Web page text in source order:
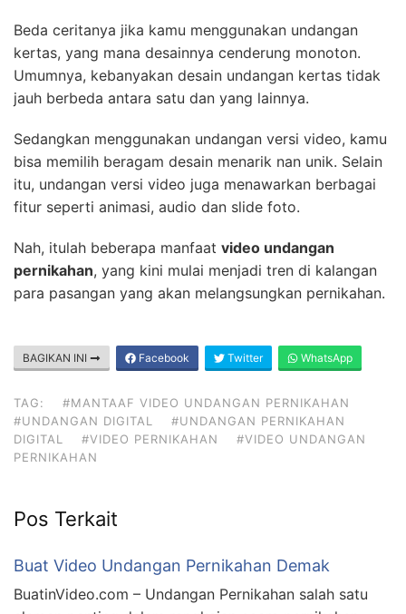
Beda ceritanya jika kamu menggunakan undangan
kertas, yang mana desainnya cenderung monoton.
Umumnya, kebanyakan desain undangan kertas tidak
jauh berbeda antara satu dan yang lainnya.
Sedangkan menggunakan undangan versi video, kamu
bisa memilih beragam desain menarik nan unik. Selain
itu, undangan versi video juga menawarkan berbagai
fitur seperti animasi, audio dan slide foto.
Nah, itulah beberapa manfaat video undangan
pernikahan, yang kini mulai menjadi tren di kalangan
para pasangan yang akan melangsungkan pernikahan.
BAGIKAN INI Facebook Twitter WhatsApp
TAG:
#MANTAAF VIDEO UNDANGAN PERNIKAHAN
#UNDANGAN DIGITAL
#UNDANGAN PERNIKAHAN
DIGITAL
#VIDEO PERNIKAHAN
#VIDEO UNDANGAN
PERNIKAHAN
Pos Terkait
Buat Video Undangan Pernikahan Demak
BuatinVideo.com – Undangan Pernikahan salah satu